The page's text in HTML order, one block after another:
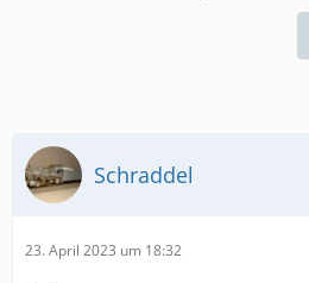
Schraddel
23. April 2023 um 18:32